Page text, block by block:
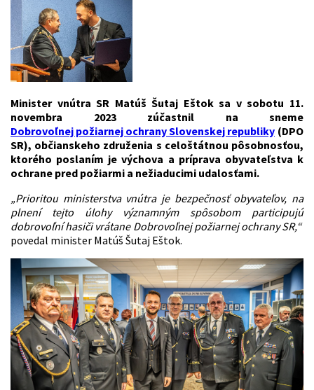
Minister vnútra SR Matúš Šutaj Eštok sa v sobotu 11.
novembra 2023 zúčastnil na sneme
Dobrovoľnej požiarnej ochrany Slovenskej republiky (DPO
SR), občianskeho združenia s celoštátnou pôsobnosťou,
ktorého poslaním je výchova a príprava obyvateľstva k
ochrane pred požiarmi a nežiaducimi udalosťami.
„Prioritou ministerstva vnútra je bezpečnosť obyvateľov, na
plnení tejto úlohy významným spôsobom participujú
dobrovoľní hasiči vrátane Dobrovoľnej požiarnej ochrany SR,“
povedal minister Matúš Šutaj Eštok.